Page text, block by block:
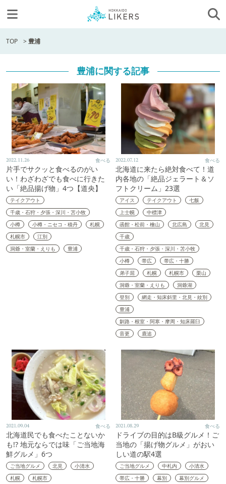
TOP >豊浦
豊浦に関する記事
2022.11.26 食べる
片手でサクッと食べるのがい
い！わざわざでも食べに行きた
い「絶品揚げ物」4つ【道央】
テイクアウト
千歳・石狩・夕張・深川・苫小牧
小樽
小樽・ニセコ・積丹
札幌
札幌市
江別
洞爺・室蘭・えりも
豊浦
2022.07.12 食べる
北海道に来たら絶対食べて！道
内各地の「絶品ジェラート＆ソ
フトクリーム」23選
アイス テイクアウト
七飯
上士幌
中標津
函館・松前・檜山
北広島
北見
千歳
千歳・石狩・夕張・深川・苫小牧
小樽
帯広
帯広・十勝
弟子屈
札幌 札幌市
栗山
洞爺・室蘭・えりも
洞爺湖
登別
網走・知床斜里・北見・紋別
豊浦
釧路・根室・阿寒・摩周・知床羅臼
音更
鹿追
2021.09.04 食べる
北海道民でも食べたことないか
も!? 地元ならでは味「ご当地海
鮮グルメ」6つ
ご当地グルメ 北見
小清水
札幌
札幌市
2021.08.29 食べる
ドライブの目的はB級グルメ！ご
当地の「揚げ物グルメ」がおい
しい道の駅4選
ご当地グルメ 中札内
小清水
帯広・十勝
幕別
幕別グルメ